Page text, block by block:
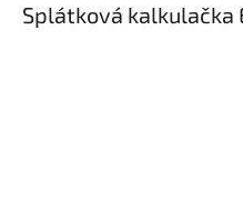
Splátková kalkulačka